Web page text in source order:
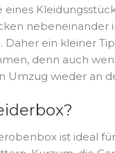
ein kleiner
denn auch
wieder an
ist ideal